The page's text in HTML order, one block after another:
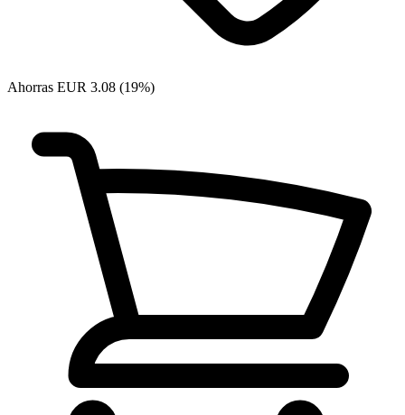
Ahorras EUR 3.08 (19%)